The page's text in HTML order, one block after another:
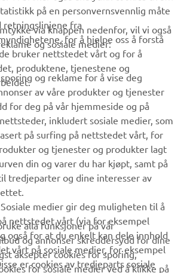
om de siste tilbudene, spesielle
utgivelser og mye mer
på en personvernsvennlig måte
retningslinjene fra
for å hjelpe oss å forstå
bruker nettstedet vårt og for å
produktene, tjenestene og
via knappen nedenfor, vil vi også
og sosiale medier:
og reklame for å vise deg
av våre produkter og tjenester
for deg på vår hjemmeside og på
inkludert sosiale medier, som
på surfing på nettstedet vårt, for
og tjenester og produkter lagt
din og varer du har kjøpt, samt på
tredjeparter og dine interesser av
medier gir deg muligheten til å
nettstedet vårt (via for eksempel
også for at du enkelt kan dele innhold
vårt på sosiale medier, for eksempel
er cookies av tredjeparts sosiale
alla funksjoner på vår
og annonser skreddersydd for dine
aksepter cookies for sporing,
for sosiale medier ved å klikke på